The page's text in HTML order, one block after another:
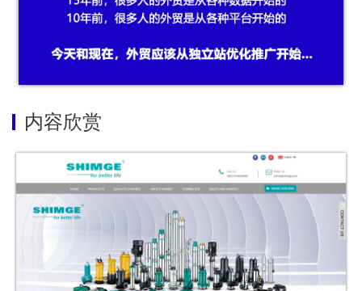
内容欣赏